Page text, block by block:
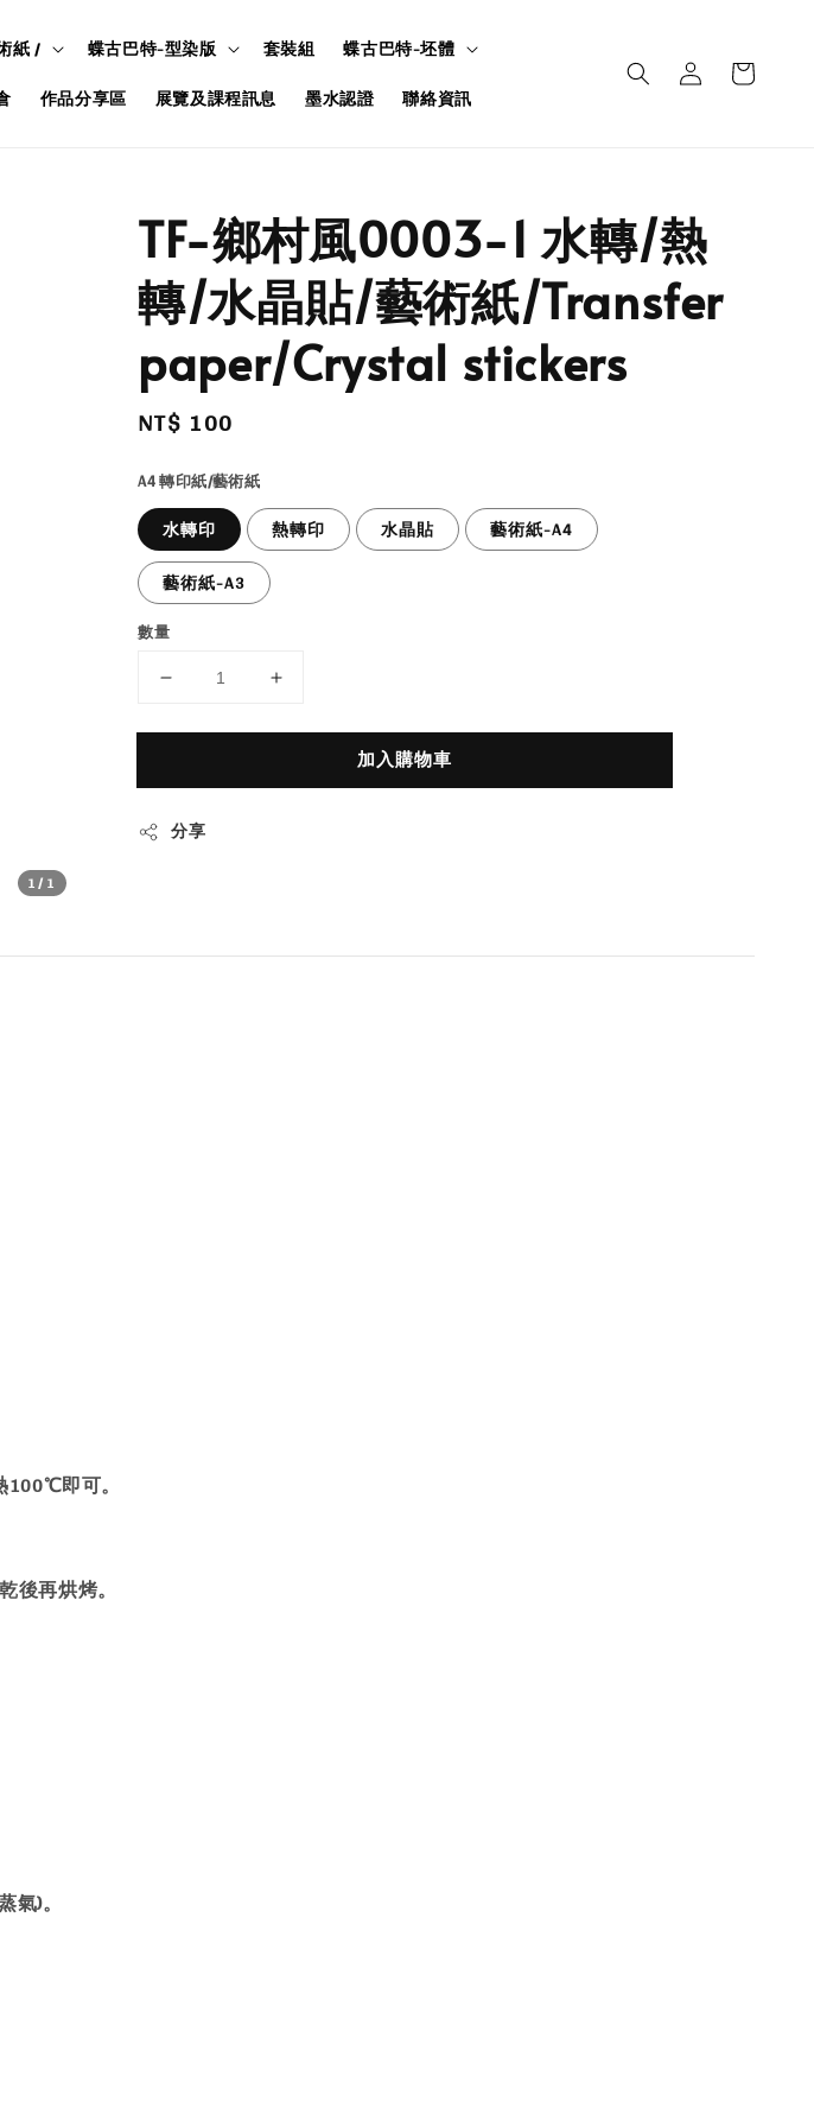
紙 / 蝶古巴特-型染版 套裝組
蝶古巴特-坯體
作品分享區 展覽及課程訊息 墨水認證 聯絡資訊
1/1
TF-鄉村風0003-1 水轉/熱
轉/水晶貼/藝術紙/Transfer
paper/Crystal stickers
Regular
NT$ 100
A4 轉印紙/藝術紙
水轉印 熱轉印 水晶貼
藝術紙-A4
藝術紙-A3
數量
加入購物車
分享
即可。
再烘烤。
)。